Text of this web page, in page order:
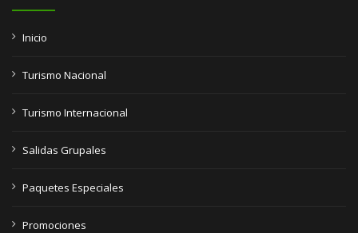
Inicio
Turismo Nacional
Turismo Internacional
Salidas Grupales
Paquetes Especiales
Promociones